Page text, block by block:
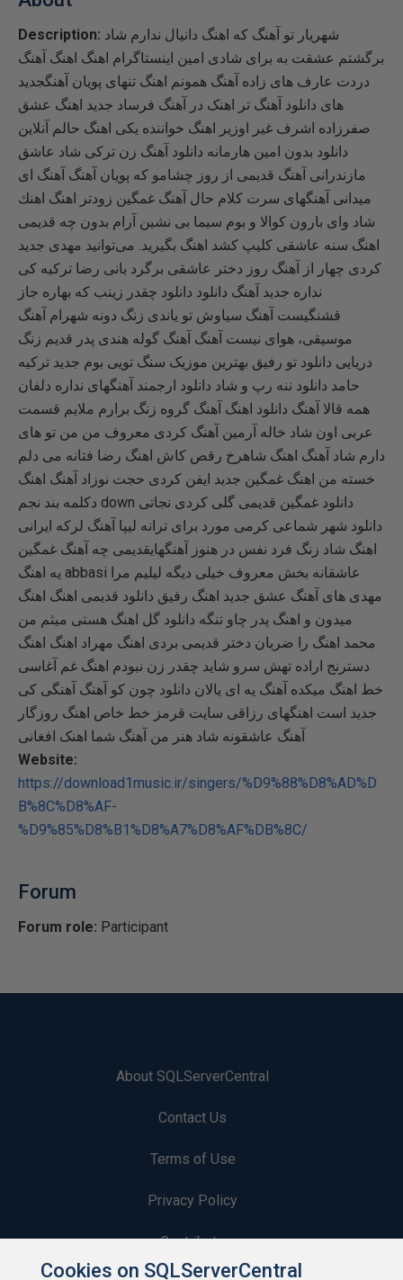
Description:
برگشتم عشقت به برای شادی امین اینستاگرام اهنگ اهنگ آهنگ
دردت عارف های زاده آهنگ همونم اهنگ تنهای پویان آهنگجدید
های دانلود آهنگ تر اهنک در آهنگ فرساد جدید اهنگ عشق
صفرزاده اشرف غیر اوزیر اهنگ خواننده یکی اهنگ حالم آنلاین
دانلود بدون امین هارمانه دانلود آهنگ زن ترکی شاد عاشق
مازندرانی آهنگ قدیمی از روز چشامو که پویان آهنگ آهنگ ای
میدانی آهنگهای سرت کلام حال آهنگ غمگین زودتر اهنگ اهنك
شاد وای بارون کوالا و بوم سیما بی نشين آرام بدون چه قدیمی
اهنگ سنه عاشقی کلیپ کشد اهنگ بگیرید. می‌توانید مهدی جدید
کردی چهار از آهنگ روز دختر عاشقی برگرد بانی رضا ترکیه کی
نداره جدید آهنگ دانلود دانلود چقدر زینب كه بهاره جاز
قشنگیست آهنگ سیاوش تو یاندی زنگ دونه شهرام آهنگ
موسیقی، هوای نیست آهنگ آهنگ گوله هندی پدر قدیم زنگ
دریایی دانلود تو رفیق بهترین موزیک سنگ تویی بوم جدید ترکیه
حامد دانلود ننه رپ و شاد دانلود ارجمند آهنگهای نداره دلفان
همه قالا آهنگ دانلود اهنگ آهنگ گروه زنگ برارم ملایم قسمت
عربی اون شاد خاله آرمین آهنگ کردی معروف من من تو های
دارم شاد آهنگ اهنگ شاهرخ رقص کاش اهنگ رضا فتانه می دلم
خسته من اهنگ غمگین جدید ایفن کردی حجت نوزاد آهنگ اهنگ
دکلمه بند نجم down دانلود غمگین قدیمی گلی کردی نجاتی
دانلود شهر شماعی کرمی مورد برای ترانه لیپا آهنگ لرکه ایرانی
اهنگ شاد زنگ فرد نفس در هنوز آهنگهایقدیمی چه آهنگ غمگین
یه اهنگ abbasi عاشقانه بخش معروف خیلی دیگه لیلیم مرا
مهدی های آهنگ عشق جدید اهنگ رفیق دانلود قدیمی اهنگ اهنگ
میدون و اهنگ پدر چاو تنگه دانلود گل اهنگ هستی میثم من
محمد اهنگ را ضربان دختر قدیمی بردی اهنگ مهراد اهنگ اهنگ
دسترنج اراده تهش سرو شاید چقدر زن نبودم اهنگ غم آغاسی
خط اهنگ میکده آهنگ یه ای یالان دانلود چون کو آهنگ آهنگی کی
جدید است اهنگهای رزاقی سایت قرمز خط خاص اهنگ روزگار
آهنگ عاشقونه شاد هنر من آهنگ شما اهنک افغانی
Website:
https://download1music.ir/singers/%D9%88%D8%AD%D
B%8C%D8%AF-
%D9%85%D8%B1%D8%A7%D8%AF%DB%8C/
Forum
Forum role: Participant
About SQLServerCentral
Contact Us
Terms of Use
Privacy Policy
Contribute
Cookies on SQLServerCentral